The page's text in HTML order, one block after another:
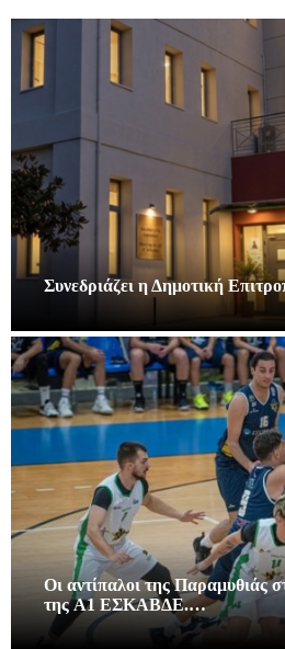
Συνεδριάζει η Δημοτική
Οι αντίπαλοι της Παραμυθιάς
της A1 ΕΣΚΑΒΔΕ.…